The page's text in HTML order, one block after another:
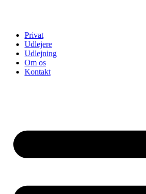
Privat
Udlejere
Udlejning
Om os
Kontakt